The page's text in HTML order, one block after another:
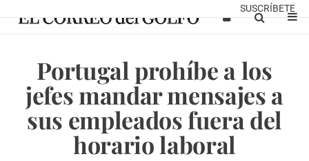
SUSCRÍBETE
Portugal prohíbe a los
jefes mandar mensajes a
sus empleados fuera del
horario laboral